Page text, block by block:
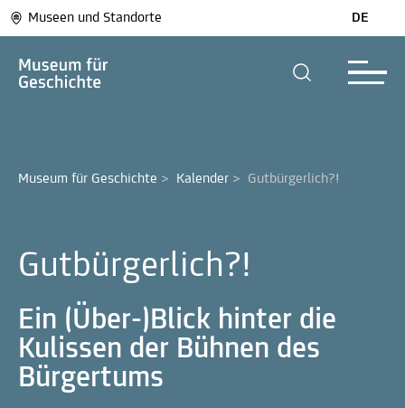
Museen und Standorte DE
Museum für Geschichte > Kalender > Gutbürgerlich?!
Gutbürgerlich?!
Ein (Über-)Blick hinter die
Kulissen der Bühnen des
Bürgertums